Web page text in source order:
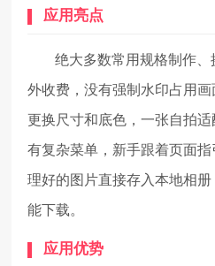
应用亮点
绝大多数常用规格制作
外收费，没有强制水印占用
更换尺寸和底色，一张自拍
有复杂菜单，新手跟着页面
理好的图片直接存入本地相
能下载。
应用优势